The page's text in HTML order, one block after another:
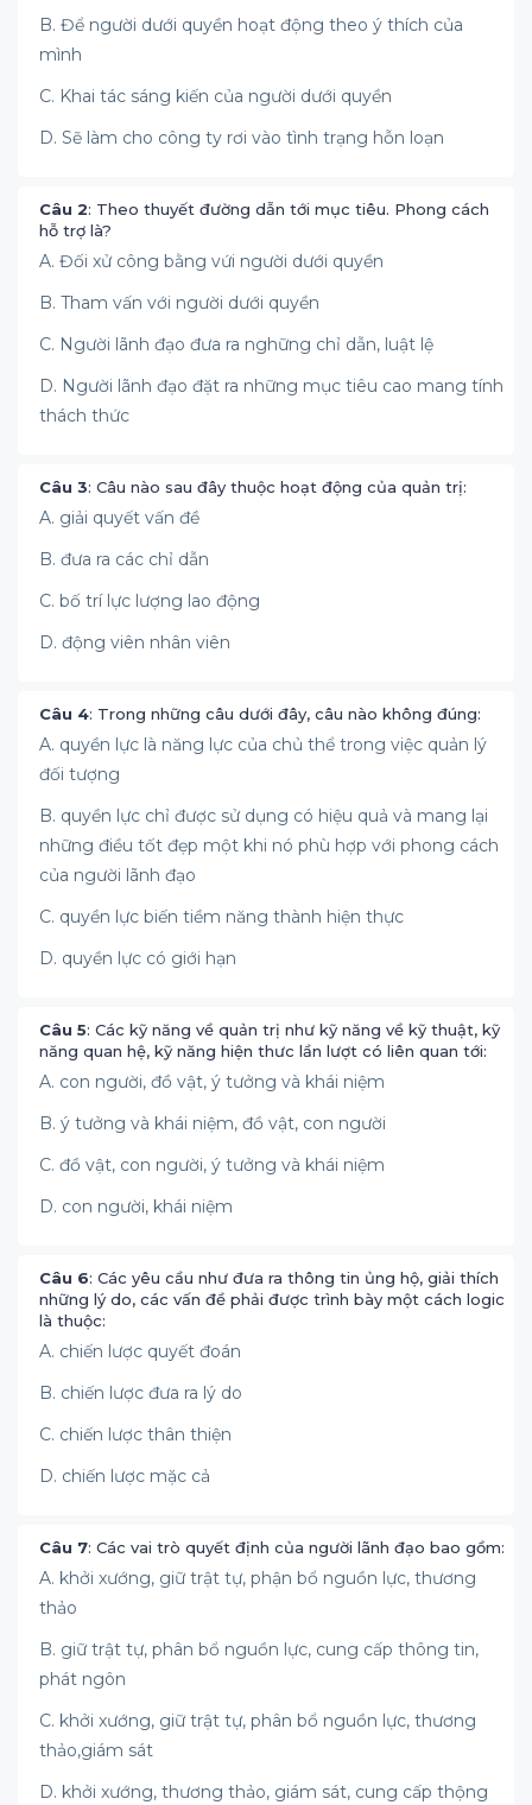
B. Để người dưới quyền hoạt động theo ý thích của
mình
C. Khai tác sáng kiến của người dưới quyền
D. Sẽ làm cho công ty rơi vào tình trạng hỗn loạn
Câu 2: Theo thuyết đường dẫn tới mục tiêu. Phong cách
hỗ trợ là?
A. Đối xử công bằng vứi người dưới quyền
B. Tham vấn với người dưới quyền
C. Người lãnh đạo đưa ra nghững chỉ dẫn, luật lệ
D. Người lãnh đạo đặt ra những mục tiêu cao mang tính
thách thức
Câu 3: Câu nào sau đây thuộc hoạt động của quản trị:
A. giải quyết vấn đề
B. đưa ra các chỉ dẫn
C. bố trí lực lượng lao động
D. động viên nhân viên
Câu 4: Trong những câu dưới đây, câu nào không đúng:
A. quyền lực là năng lực của chủ thể trong việc quản lý
đối tượng
B. quyền lực chỉ được sử dụng có hiệu quả và mang lại
những điều tốt đẹp một khi nó phù hợp với phong cách
của người lãnh đạo
C. quyền lực biến tiềm năng thành hiện thực
D. quyền lực có giới hạn
Câu 5: Các kỹ năng về quản trị như kỹ năng về kỹ thuật, kỹ
năng quan hệ, kỹ năng hiện thưc lần lượt có liên quan tới:
A. con người, đồ vật, ý tưởng và khái niệm
B. ý tưởng và khái niệm, đồ vật, con người
C. đồ vật, con người, ý tưởng và khái niệm
D. con người, khái niệm
Câu 6: Các yêu cầu như đưa ra thông tin ủng hộ, giải thích
những lý do, các vấn đề phải được trình bày một cách logic
là thuộc:
A. chiến lược quyết đoán
B. chiến lược đưa ra lý do
C. chiến lược thân thiện
D. chiến lược mặc cả
Câu 7: Các vai trò quyết định của người lãnh đạo bao gồm:
A. khởi xướng, giữ trật tự, phận bổ nguồn lực, thương
thảo
B. giữ trật tự, phân bổ nguồn lực, cung cấp thông tin,
phát ngôn
C. khởi xướng, giữ trật tự, phân bổ nguồn lực, thương
thảo,giám sát
D. khởi xướng, thương thảo, giám sát, cung cấp thộng